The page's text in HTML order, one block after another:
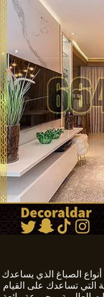
الصباغ الذي يساعدك
التي تساعدك على القيام